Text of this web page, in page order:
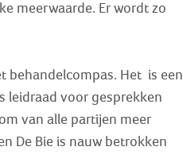
meerwaarde. Er wordt zo
behandelcompas. Het is een
leidraad voor gesprekken
van alle partijen meer
De Bie is nauw betrokken